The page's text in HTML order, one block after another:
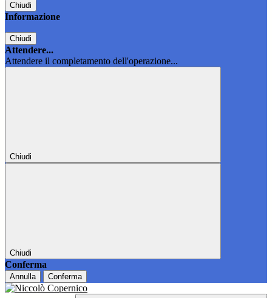
Chiudi
Informazione
Chiudi
Attendere...
Attendere il completamento dell'operazione...
Chiudi
Chiudi
Conferma
Annulla Conferma